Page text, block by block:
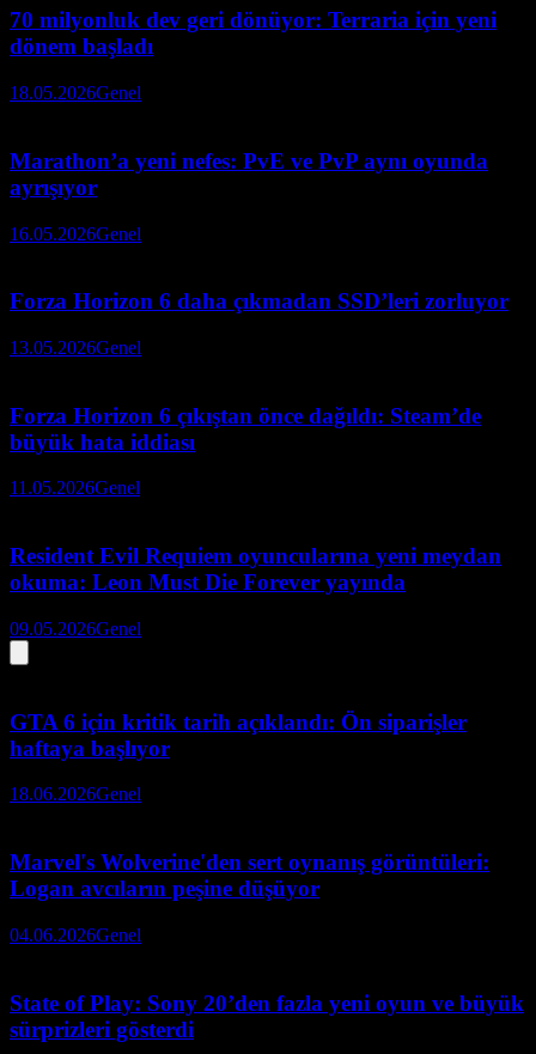
70 milyonluk dev geri dönüyor: Terraria için yeni
dönem başladı
18.05.2026Genel
Marathon’a yeni nefes: PvE ve PvP aynı oyunda
ayrışıyor
16.05.2026Genel
Forza Horizon 6 daha çıkmadan SSD’leri zorluyor
13.05.2026Genel
Forza Horizon 6 çıkıştan önce dağıldı: Steam’de
büyük hata iddiası
11.05.2026Genel
Resident Evil Requiem oyuncularına yeni meydan
okuma: Leon Must Die Forever yayında
09.05.2026Genel
GTA 6 için kritik tarih açıklandı: Ön siparişler
haftaya başlıyor
18.06.2026Genel
Marvel's Wolverine'den sert oynanış görüntüleri:
Logan avcıların peşine düşüyor
04.06.2026Genel
State of Play: Sony 20’den fazla yeni oyun ve büyük
sürprizleri gösterdi